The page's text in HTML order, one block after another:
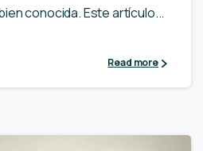
conocida. Este artículo...
Read more